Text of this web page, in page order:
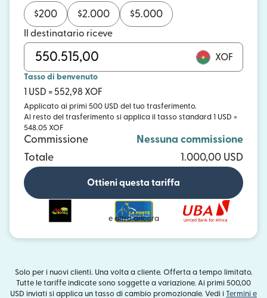
$200 $2.000 $5.000
Il destinatario riceve
XOF
Tasso di benvenuto
1 USD = 552,98 XOF
Applicato ai primi 500 USD del tuo trasferimento.
Al resto del trasferimento si applica il tasso standard 1 USD =
548.05 XOF
Commissione
Nessuna commissione
Totale
1.000,00 USD
Ottieni questa tariffa
e altro ancora
Solo per i nuovi clienti. Una volta a cliente. Offerta a tempo limitato.
Tutte le tariffe indicate sono soggette a variazione. Ai primi 500,00
USD inviati si applica un tasso di cambio promozionale. Vedi i Termini e